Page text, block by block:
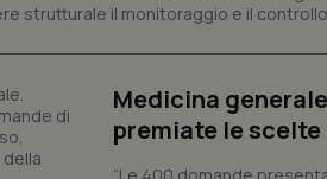
strutturale il monitoraggio e il
Medicina
premiate le scelte
tracking-sites-